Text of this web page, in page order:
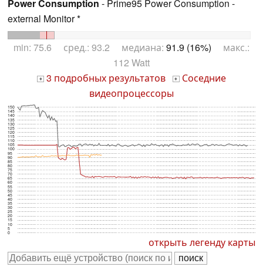
Power Consumption - Prime95 Power Consumption -
external Monitor *
min: 75.6 сред.: 93.2 медиана: 91.9 (16%) макс.:
112 Watt
+ 3 подробных результатов + Соседние
видеопроцессоры
0
5
10
15
20
25
30
35
40
45
50
55
60
65
70
75
80
85
90
95
100
105
110
115
120
125
130
135
140
145
150
открыть легенду карты